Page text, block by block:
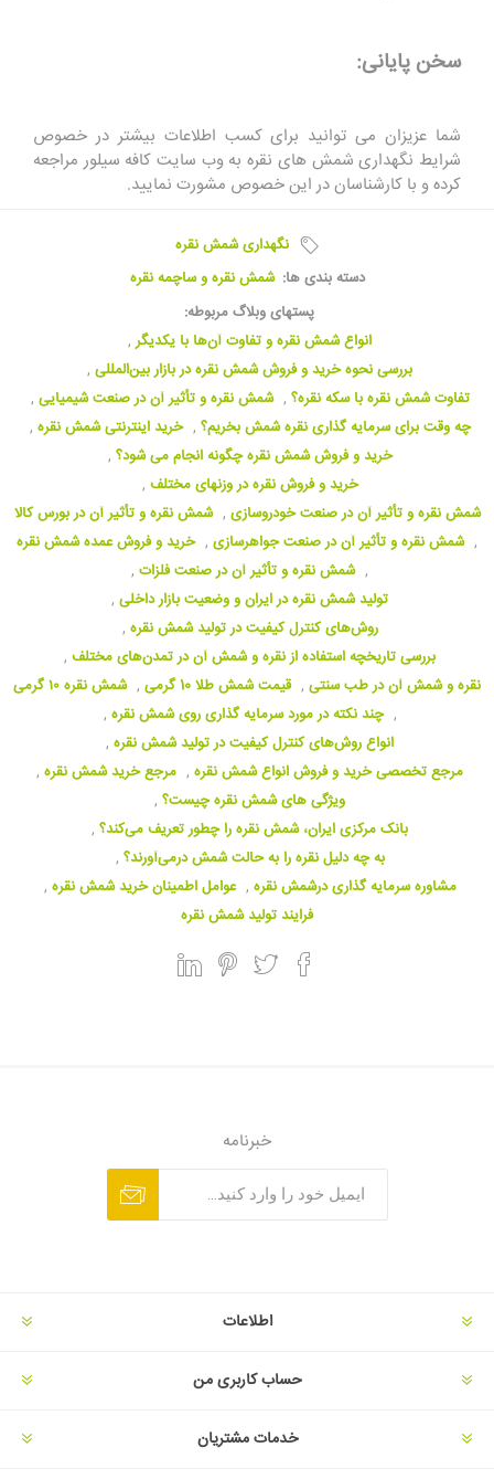
سخن پایانی:
شما عزیزان می توانید برای کسب اطلاعات بیشتر در خصوص
شرایط نگهداری شمش های نقره به وب سایت کافه سیلور مراجعه
کرده و با کارشناسان در این خصوص مشورت نمایید.
نگهداری شمش نقره
دسته بندی ها: شمش نقره و ساچمه نقره
پستهای وبلاگ مربوطه:
انواع شمش نقره و تفاوت آن‌ها با یکدیگر ,
بررسی نحوه خرید و فروش شمش نقره در بازار بین‌المللی ,
تفاوت شمش نقره با سکه نقره؟ , شمش نقره و تأثیر آن در صنعت شیمیایی ,
چه وقت برای سرمایه گذاری نقره شمش بخریم؟ , خرید اینترنتی شمش نقره ,
خرید و فروش شمش نقره چگونه انجام می شود؟ ,
خرید و فروش نقره در وزنهای مختلف ,
شمش نقره و تأثیر آن در صنعت خودروسازی , شمش نقره و تأثیر آن در بورس کالا
, شمش نقره و تأثیر آن در صنعت جواهرسازی , خرید و فروش عمده شمش نقره
, شمش نقره و تأثیر آن در صنعت فلزات ,
تولید شمش نقره در ایران و وضعیت بازار داخلی ,
روش‌های کنترل کیفیت در تولید شمش نقره ,
بررسی تاریخچه استفاده از نقره و شمش آن در تمدن‌های مختلف ,
نقره و شمش آن در طب سنتی , قیمت شمش طلا 10 گرمی , شمش نقره ۱۰ گرمی
, چند نکته در مورد سرمایه گذاری روی شمش نقره ,
انواع روش‌های کنترل کیفیت در تولید شمش نقره ,
مرجع تخصصی خرید و فروش انواع شمش نقره , مرجع خرید شمش نقره ,
ویژگی های شمش نقره چیست؟ ,
بانک مرکزی ایران، شمش نقره را چطور تعریف می‌کند؟ ,
به چه دلیل نقره را به حالت شمش درمی‌آورند؟ ,
مشاوره سرمایه گذاری درشمش نقره , عوامل اطمینان خرید شمش نقره ,
فرایند تولید شمش نقره
خبرنامه
اطلاعات
حساب کاربری من
خدمات مشتریان